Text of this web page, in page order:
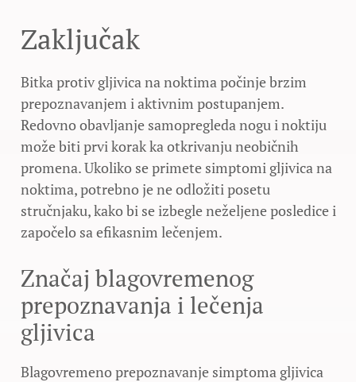
Zaključak
Bitka protiv gljivica na noktima počinje brzim
prepoznavanjem i aktivnim postupanjem.
Redovno obavljanje samopregleda nogu i noktiju
može biti prvi korak ka otkrivanju neobičnih
promena. Ukoliko se primete simptomi gljivica na
noktima, potrebno je ne odložiti posetu
stručnjaku, kako bi se izbegle neželjene posledice i
započelo sa efikasnim lečenjem.
Značaj blagovremenog
prepoznavanja i lečenja
gljivica
Blagovremeno prepoznavanje simptoma gljivica